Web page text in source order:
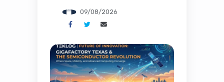
tous potentiellement
accessibles via une simple faille
C’est exactement ce que deux
chercheurs en sécurité
polonais ont mis en lumière
récemment lors de la
09/08/2026